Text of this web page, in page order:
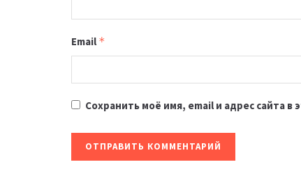
Email *
Сохранить моё имя, email и адрес сайта